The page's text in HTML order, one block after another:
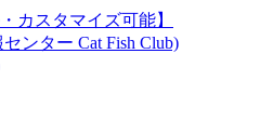
カスタマイズ可能】
ンター Cat Fish Club)